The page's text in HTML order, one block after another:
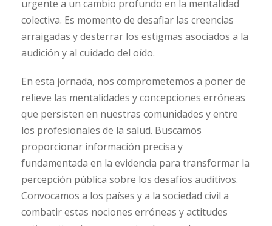
urgente a un cambio profundo en la mentalidad
colectiva. Es momento de desafiar las creencias
arraigadas y desterrar los estigmas asociados a la
audición y al cuidado del oído.
En esta jornada, nos comprometemos a poner de
relieve las mentalidades y concepciones erróneas
que persisten en nuestras comunidades y entre
los profesionales de la salud. Buscamos
proporcionar información precisa y
fundamentada en la evidencia para transformar la
percepción pública sobre los desafíos auditivos.
Convocamos a los países y a la sociedad civil a
combatir estas nociones erróneas y actitudes